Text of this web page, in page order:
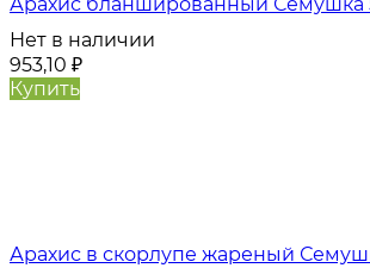
Нет в наличии
953,10 ₽
Купить
Арахис в скорлупе жареный